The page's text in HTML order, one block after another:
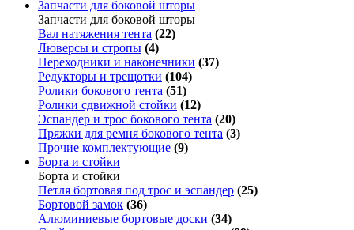
Запчасти для боковой шторы
Запчасти для боковой шторы
Вал натяжения тента (22)
Люверсы и стропы (4)
Переходники и наконечники (37)
Редукторы и трещотки (104)
Ролики бокового тента (51)
Ролики сдвижной стойки (12)
Эспандер и трос бокового тента (20)
Пряжки для ремня бокового тента (3)
Прочие комплектующие (9)
Борта и стойки
Борта и стойки
Петля бортовая под трос и эспандер (25)
Бортовой замок (36)
Алюминиевые бортовые доски (34)